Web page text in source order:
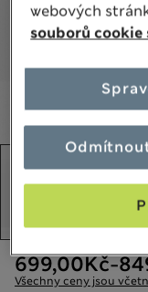
699,00Kč-
Všechny ceny jsou
webových
souborů cookie